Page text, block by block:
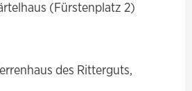
(Fürstenplatz 2)
des Ritterguts,